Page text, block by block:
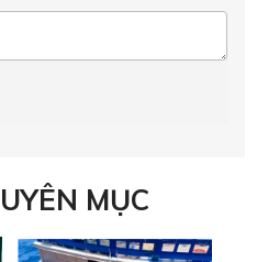
MỤC